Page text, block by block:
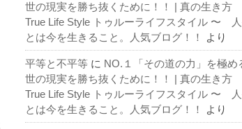
世の現実を勝ち抜くために！！ | 真の生き方
True Life Style トゥルーライフスタイル 〜
とは今を生きること。人気ブログ！！
より
平等と不平等 に NO.１「その道の力」を極め
世の現実を勝ち抜くために！！ | 真の生き方
True Life Style トゥルーライフスタイル 〜
とは今を生きること。人気ブログ！！
より